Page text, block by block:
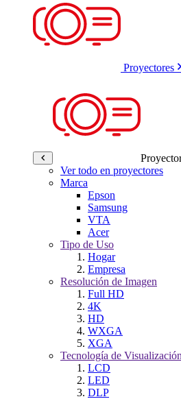
Proyectores
Ver todo en proyectores
Marca
Epson
Samsung
VTA
Acer
Tipo de Uso
Hogar
Empresa
Resolución de Imagen
Full HD
4K
HD
WXGA
XGA
Tecnología de Visualización
LCD
LED
DLP